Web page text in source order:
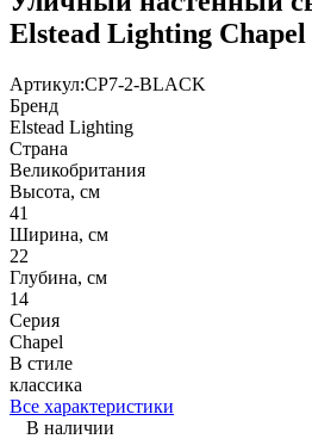
Elstead Lighting
Артикул:CP7-2-BLACK
Бренд
Elstead Lighting
Страна
Великобритания
Высота, см
41
Ширина, см
22
Глубина, см
14
Серия
Chapel
В стиле
классика
Все характеристики
В наличии